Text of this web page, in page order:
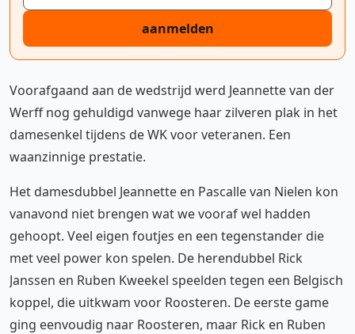
aanmelden
Voorafgaand aan de wedstrijd werd Jeannette van der
Werff nog gehuldigd vanwege haar zilveren plak in het
damesenkel tijdens de WK voor veteranen. Een
waanzinnige prestatie.
Het damesdubbel Jeannette en Pascalle van Nielen kon
vanavond niet brengen wat we vooraf wel hadden
gehoopt. Veel eigen foutjes en een tegenstander die
met veel power kon spelen. De herendubbel Rick
Janssen en Ruben Kweekel speelden tegen een Belgisch
koppel, die uitkwam voor Roosteren. De eerste game
ging eenvoudig naar Roosteren, maar Rick en Ruben